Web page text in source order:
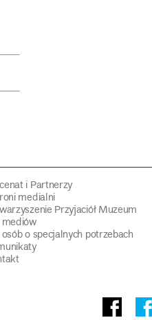
i Partnerzy
medialni
Przyjaciół Muzeum
o specjalnych potrzebach
Facebook